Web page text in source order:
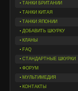
ТАНКИ БРИТАНИИ
ТАНКИ КИТАЯ
ТАНКИ ЯПОНИИ
ДОБАВИТЬ ШКУРКУ
КЛАНЫ
FAQ
СТАНДАРТНЫЕ ШКУРКИ
ФОРУМ
МУЛЬТИМЕДИЯ
КОНТАКТЫ